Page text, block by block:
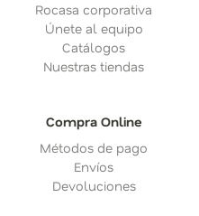
Rocasa corporativa
Únete al equipo
Catálogos
Nuestras tiendas
Compra Online
Métodos de pago
Envíos
Devoluciones